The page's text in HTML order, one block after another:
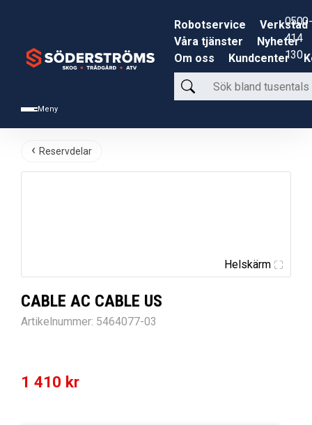
Meny
Robotservice
Verkstad
Våra tjänster
Nyheter
Om oss
Kundcenter
Sök
bland
produkter
0500-
414
130
Reservdelar
Helskärm
CABLE AC CABLE US
Artikelnummer: 5464077-03
1 410 kr